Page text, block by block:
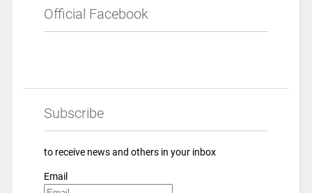
Official Facebook
Subscribe
to receive news and others in your inbox
Email